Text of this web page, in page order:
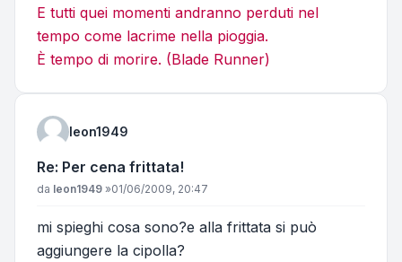
E tutti quei momenti andranno perduti nel
tempo come lacrime nella pioggia.
È tempo di morire. (Blade Runner)
leon1949
Re: Per cena frittata!
Messaggio
da leon1949 »01/06/2009, 20:47
mi spieghi cosa sono?e alla frittata si può
aggiungere la cipolla?